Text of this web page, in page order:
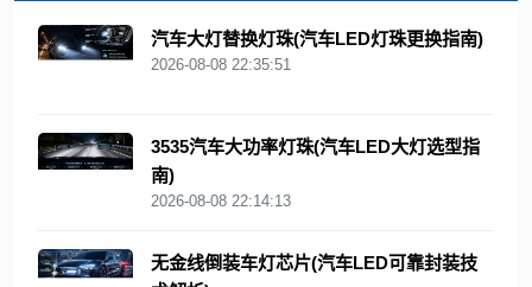
汽车大灯替换灯珠(汽车LED灯珠更换指南)
2026-08-08 22:35:51
3535汽车大功率灯珠(汽车LED大灯选型指
南)
2026-08-08 22:14:13
无金线倒装车灯芯片(汽车LED可靠封装技